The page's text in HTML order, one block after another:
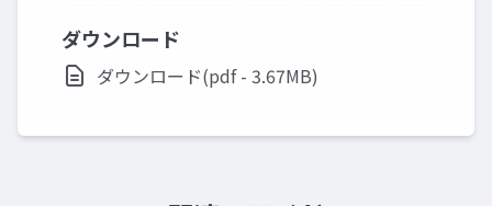
ダウンロード
ダウンロード(pdf - 3.67MB)